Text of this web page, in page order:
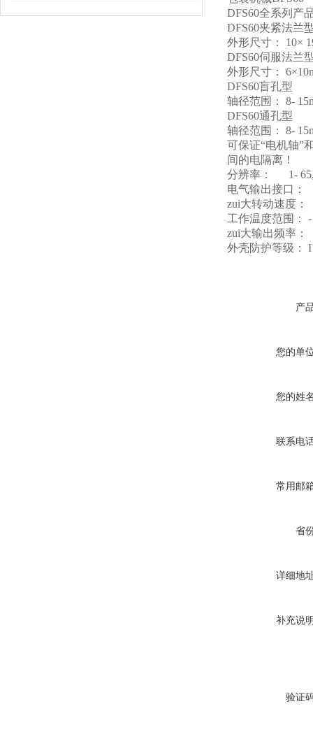
DFS60全系列产
DFS60夹紧法兰
外形尺寸： 10×
DFS60伺服法兰
外形尺寸：
DFS60盲孔型
轴径范围： 8-
DFS60通孔型
轴径范围： 8-
可保证“电机轴”
间的电隔离！
分辨率： 1-
电气输出接口
zui大转动速度
工作温度范围：
zui大输出频率
外壳防护等级： I
产
您的单
您的姓
联系电
常用邮
省
详细地
补充说
验证